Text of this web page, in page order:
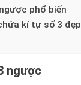
phổ biến
kí tự số 3 đẹp
ngược